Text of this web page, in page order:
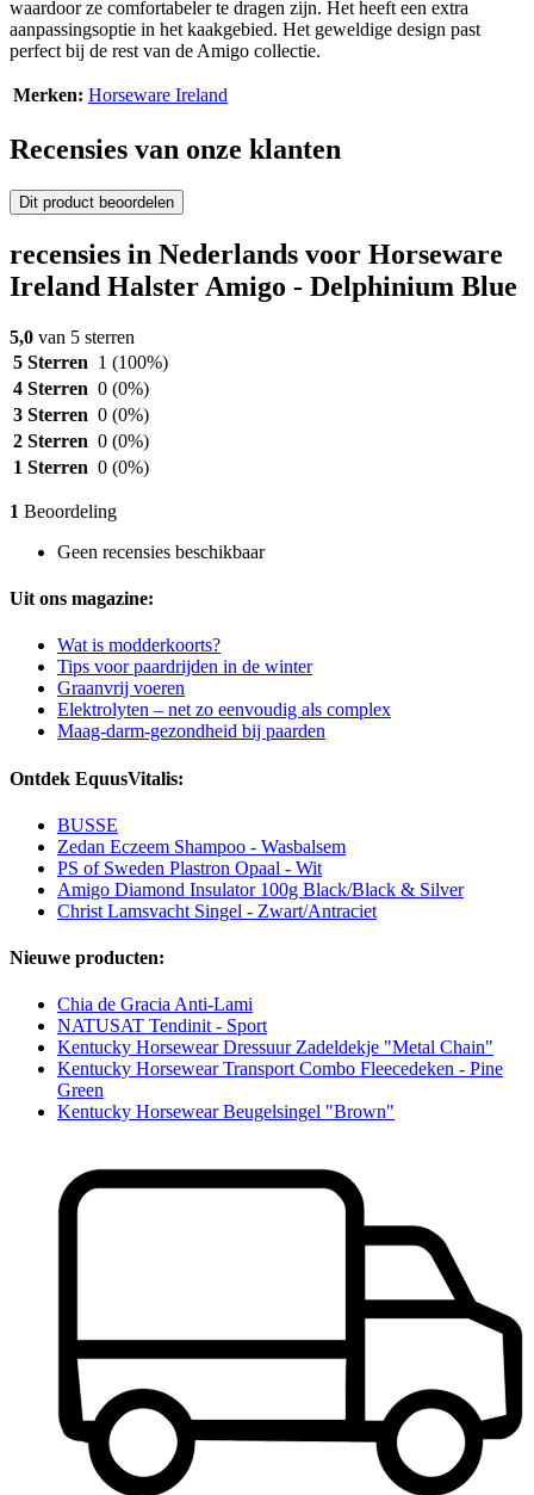
waardoor ze comfortabeler te dragen zijn. Het heeft een extra
aanpassingsoptie in het kaakgebied. Het geweldige design past
perfect bij de rest van de Amigo collectie.
Merken: Horseware Ireland
Recensies van onze klanten
Dit product beoordelen
recensies in Nederlands voor Horseware
Ireland Halster Amigo - Delphinium Blue
5,0 van 5 sterren
5 Sterren 1 (100%)
4 Sterren 0 (0%)
3 Sterren 0 (0%)
2 Sterren 0 (0%)
1 Sterren 0 (0%)
1 Beoordeling
Geen recensies beschikbaar
Uit ons magazine:
Wat is modderkoorts?
Tips voor paardrijden in de winter
Graanvrij voeren
Elektrolyten – net zo eenvoudig als complex
Maag-darm-gezondheid bij paarden
Ontdek EquusVitalis:
BUSSE
Zedan Eczeem Shampoo - Wasbalsem
PS of Sweden Plastron Opaal - Wit
Amigo Diamond Insulator 100g Black/Black & Silver
Christ Lamsvacht Singel - Zwart/Antraciet
Nieuwe producten:
Chia de Gracia Anti-Lami
NATUSAT Tendinit - Sport
Kentucky Horsewear Dressuur Zadeldekje "Metal Chain"
Kentucky Horsewear Transport Combo Fleecedeken - Pine
Green
Kentucky Horsewear Beugelsingel "Brown"